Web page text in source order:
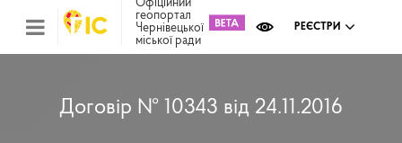
Офіційний
геопортал
Чернівецької
міської ради
РЕЄСТРИ
Договір № 10343 від 24.11.2016